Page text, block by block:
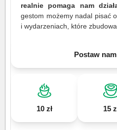
realnie pomaga nam
gestom możemy nadal pisać
i wydarzeniach, które
Postaw
10 zł 15